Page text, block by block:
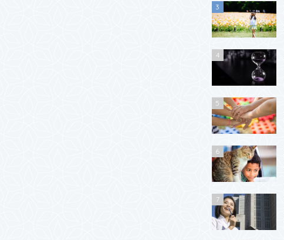
3
4
5
6
7